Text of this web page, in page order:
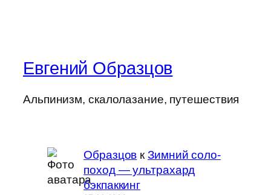
Евгений Образцов
Альпинизм, скалолазание, путешествия
Образцов кЗимний соло-
поход — ультрахард
бэкпаккинг